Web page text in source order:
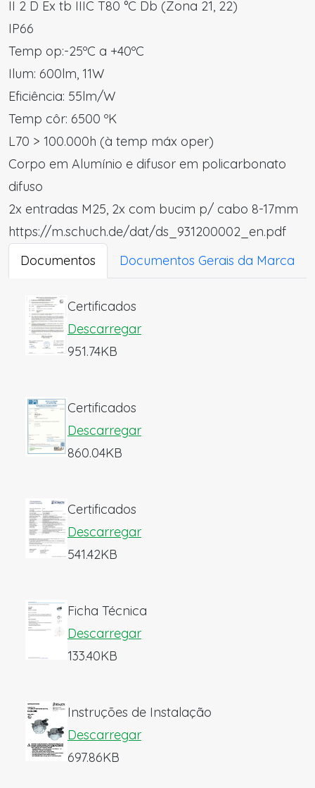
II 2 D Ex tb IIIC T80 °C Db (Zona 21, 22)
IP66
Temp op:-25ºC a +40ºC
Ilum: 600lm, 11W
Eficiência: 55lm/W
Temp côr: 6500 ºK
L70 > 100.000h (à temp máx oper)
Corpo em Alumínio e difusor em policarbonato
difuso
2x entradas M25, 2x com bucim p/ cabo 8-17mm
https://m.schuch.de/dat/ds_931200002_en.pdf
Documentos
Documentos Gerais da Marca
Certificados
Descarregar
951.74KB
Certificados
Descarregar
860.04KB
Certificados
Descarregar
541.42KB
Ficha Técnica
Descarregar
133.40KB
Instruções de Instalação
Descarregar
697.86KB